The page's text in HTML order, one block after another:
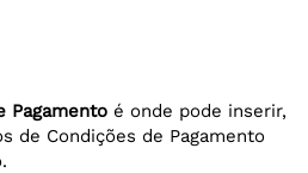
Pagamento é onde pode inserir,
de Condições de Pagamento